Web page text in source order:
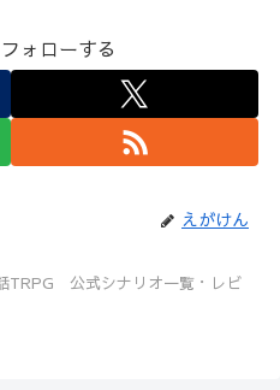
ォローする
えがけん
TRPG 公式シナリオ一覧・レビ